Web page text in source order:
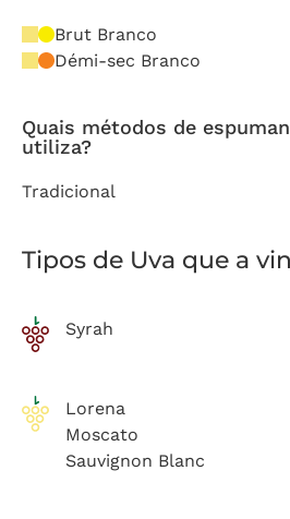
Brut Branco
Démi-sec Branco
Quais métodos de
utiliza?
Tradicional
Tipos de Uva que a
Syrah
Lorena
Moscato
Sauvignon Blanc